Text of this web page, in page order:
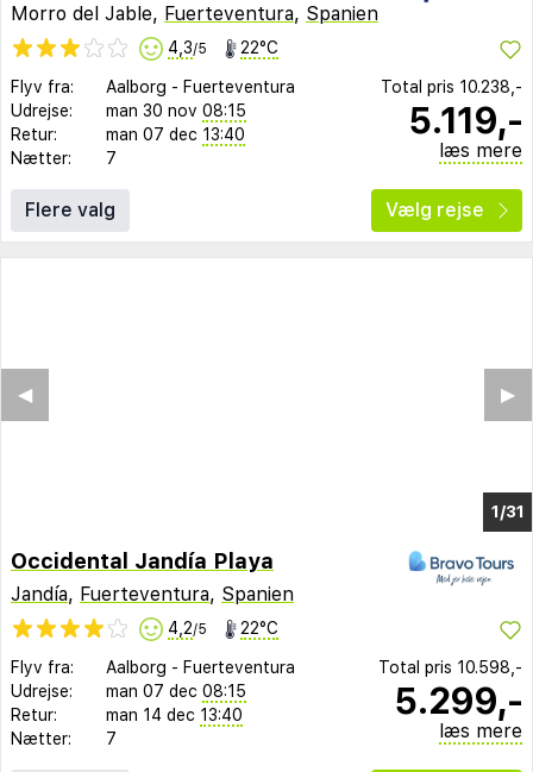
Morro del Jable, Fuerteventura, Spanien
4,3/5 22°C
Flyv fra: Aalborg - Fuerteventura
Udrejse:
man 30 nov 08:15
Retur:
man 07 dec 13:40
Nætter:
7
Total pris 10.238,-
5.119,-
læs mere
Flere valg Vælg rejse
1/31
▶︎
◀︎
Occidental Jandía Playa
Jandía, Fuerteventura, Spanien
4,2/5 22°C
Flyv fra: Aalborg - Fuerteventura
Udrejse:
man 07 dec 08:15
Retur:
man 14 dec 13:40
Nætter:
7
Total pris 10.598,-
5.299,-
læs mere